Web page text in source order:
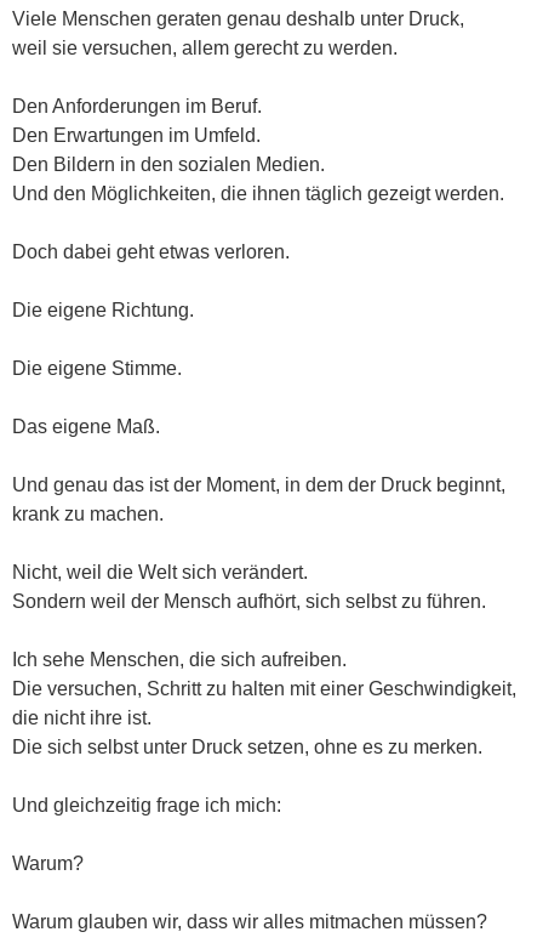
Viele Menschen geraten genau deshalb unter Druck,
weil sie versuchen, allem gerecht zu werden.
Den Anforderungen im Beruf.
Den Erwartungen im Umfeld.
Den Bildern in den sozialen Medien.
Und den Möglichkeiten, die ihnen täglich gezeigt werden.
Doch dabei geht etwas verloren.
Die eigene Richtung.
Die eigene Stimme.
Das eigene Maß.
Und genau das ist der Moment, in dem der Druck beginnt,
krank zu machen.
Nicht, weil die Welt sich verändert.
Sondern weil der Mensch aufhört, sich selbst zu führen.
Ich sehe Menschen, die sich aufreiben.
Die versuchen, Schritt zu halten mit einer Geschwindigkeit,
die nicht ihre ist.
Die sich selbst unter Druck setzen, ohne es zu merken.
Und gleichzeitig frage ich mich:
Warum?
Warum glauben wir, dass wir alles mitmachen müssen?